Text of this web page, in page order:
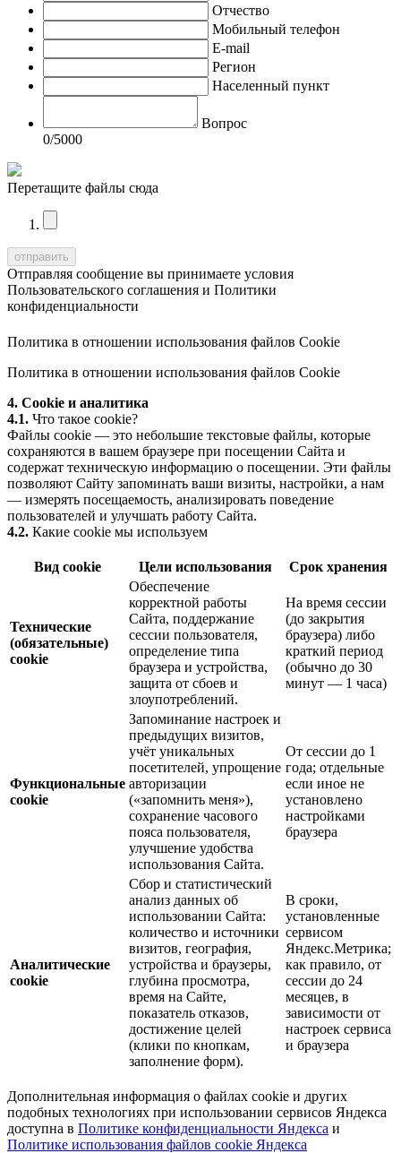
Отчество
Мобильный телефон
E-mail
Регион
Населенный пункт
Вопрос
0/5000
Перетащите файлы сюда
Отправляя сообщение вы принимаете условия
Пользовательского соглашения и Политики
конфиденциальности
Политика в отношении использования файлов Cookie
Политика в отношении использования файлов Cookie
4. Cookie и аналитика
4.1. Что такое cookie?
Файлы cookie — это небольшие текстовые файлы, которые
сохраняются в вашем браузере при посещении Сайта и
содержат техническую информацию о посещении. Эти файлы
позволяют Сайту запоминать ваши визиты, настройки, а нам
— измерять посещаемость, анализировать поведение
пользователей и улучшать работу Сайта.
4.2. Какие cookie мы используем
Вид cookie Цели использования Срок хранения
Технические
(обязательные)
cookie
Обеспечение
корректной работы
Сайта, поддержание
сессии пользователя,
определение типа
браузера и устройства,
защита от сбоев и
злоупотреблений.
На время сессии
(до закрытия
браузера) либо
краткий период
(обычно до 30
минут — 1 часа)
Функциональные
cookie
Запоминание настроек и
предыдущих визитов,
учёт уникальных
посетителей, упрощение
авторизации
(«запомнить меня»),
сохранение часового
пояса пользователя,
улучшение удобства
использования Сайта.
От сессии до 1
года; отдельные
если иное не
установлено
настройками
браузера
Аналитические
cookie
Сбор и статистический
анализ данных об
использовании Сайта:
количество и источники
визитов, география,
устройства и браузеры,
глубина просмотра,
время на Сайте,
показатель отказов,
достижение целей
(клики по кнопкам,
заполнение форм).
В сроки,
установленные
сервисом
Яндекс.Метрика;
как правило, от
сессии до 24
месяцев, в
зависимости от
настроек сервиса
и браузера
Дополнительная информация о файлах cookie и других
подобных технологиях при использовании сервисов Яндекса
доступна в Политике конфиденциальности Яндекса и
Политике использования файлов cookie Яндекса